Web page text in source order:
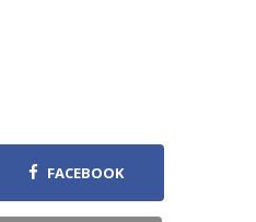
FACEBOOK